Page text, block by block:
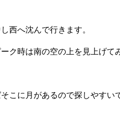
西へ沈んで行きます。
ク時は南の空の上を見上げて
こに月があるので探しやすい